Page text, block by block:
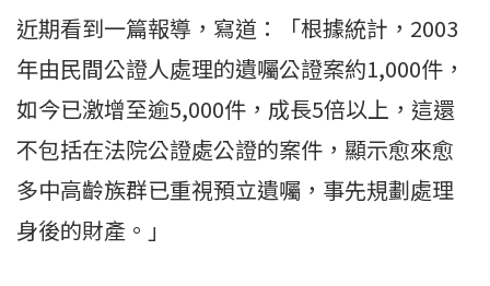
近期看到一篇報導，寫道：「根據統計，2003
年由民間公證人處理的遺囑公證案約1,000件，
如今已激增至逾5,000件，成長5倍以上，這還
不包括在法院公證處公證的案件，顯示愈來愈
多中高齡族群已重視預立遺囑，事先規劃處理
身後的財產。」